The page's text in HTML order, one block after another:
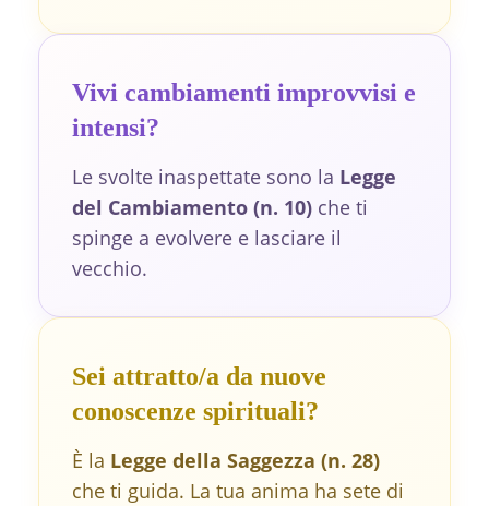
Vivi cambiamenti improvvisi e
intensi?
Le svolte inaspettate sono la Legge
del Cambiamento (n. 10) che ti
spinge a evolvere e lasciare il
vecchio.
Sei attratto/a da nuove
conoscenze spirituali?
È la Legge della Saggezza (n. 28)
che ti guida. La tua anima ha sete di